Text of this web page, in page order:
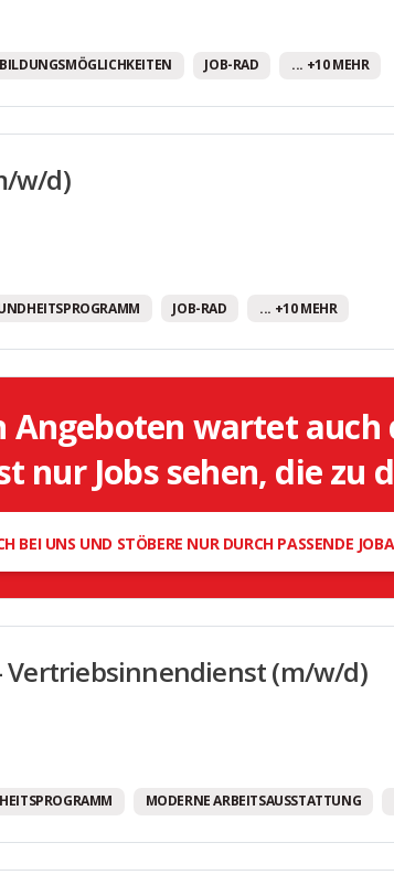
Mentoring-Programm
Mitarbeiterrabatte/-zuschüsse
Mobiles Arbeiten
Mobilitätsbudget
Moderne Arbeitsausstattung
Offene Feedbackkultur
Provision
Sportangebote
Unbefristete Arbeitsverträge
JOB-RAD ... +10 MEHR
w/d)
JOB-RAD ... +10 MEHR
Angeboten wartet
nur Jobs sehen, die zu
BEI UNS UND STÖBERE NUR DURCH PASSENDE
Vertriebsinnendienst (m/w/d)
MODERNE ARBEITSAUSSTATTUNG